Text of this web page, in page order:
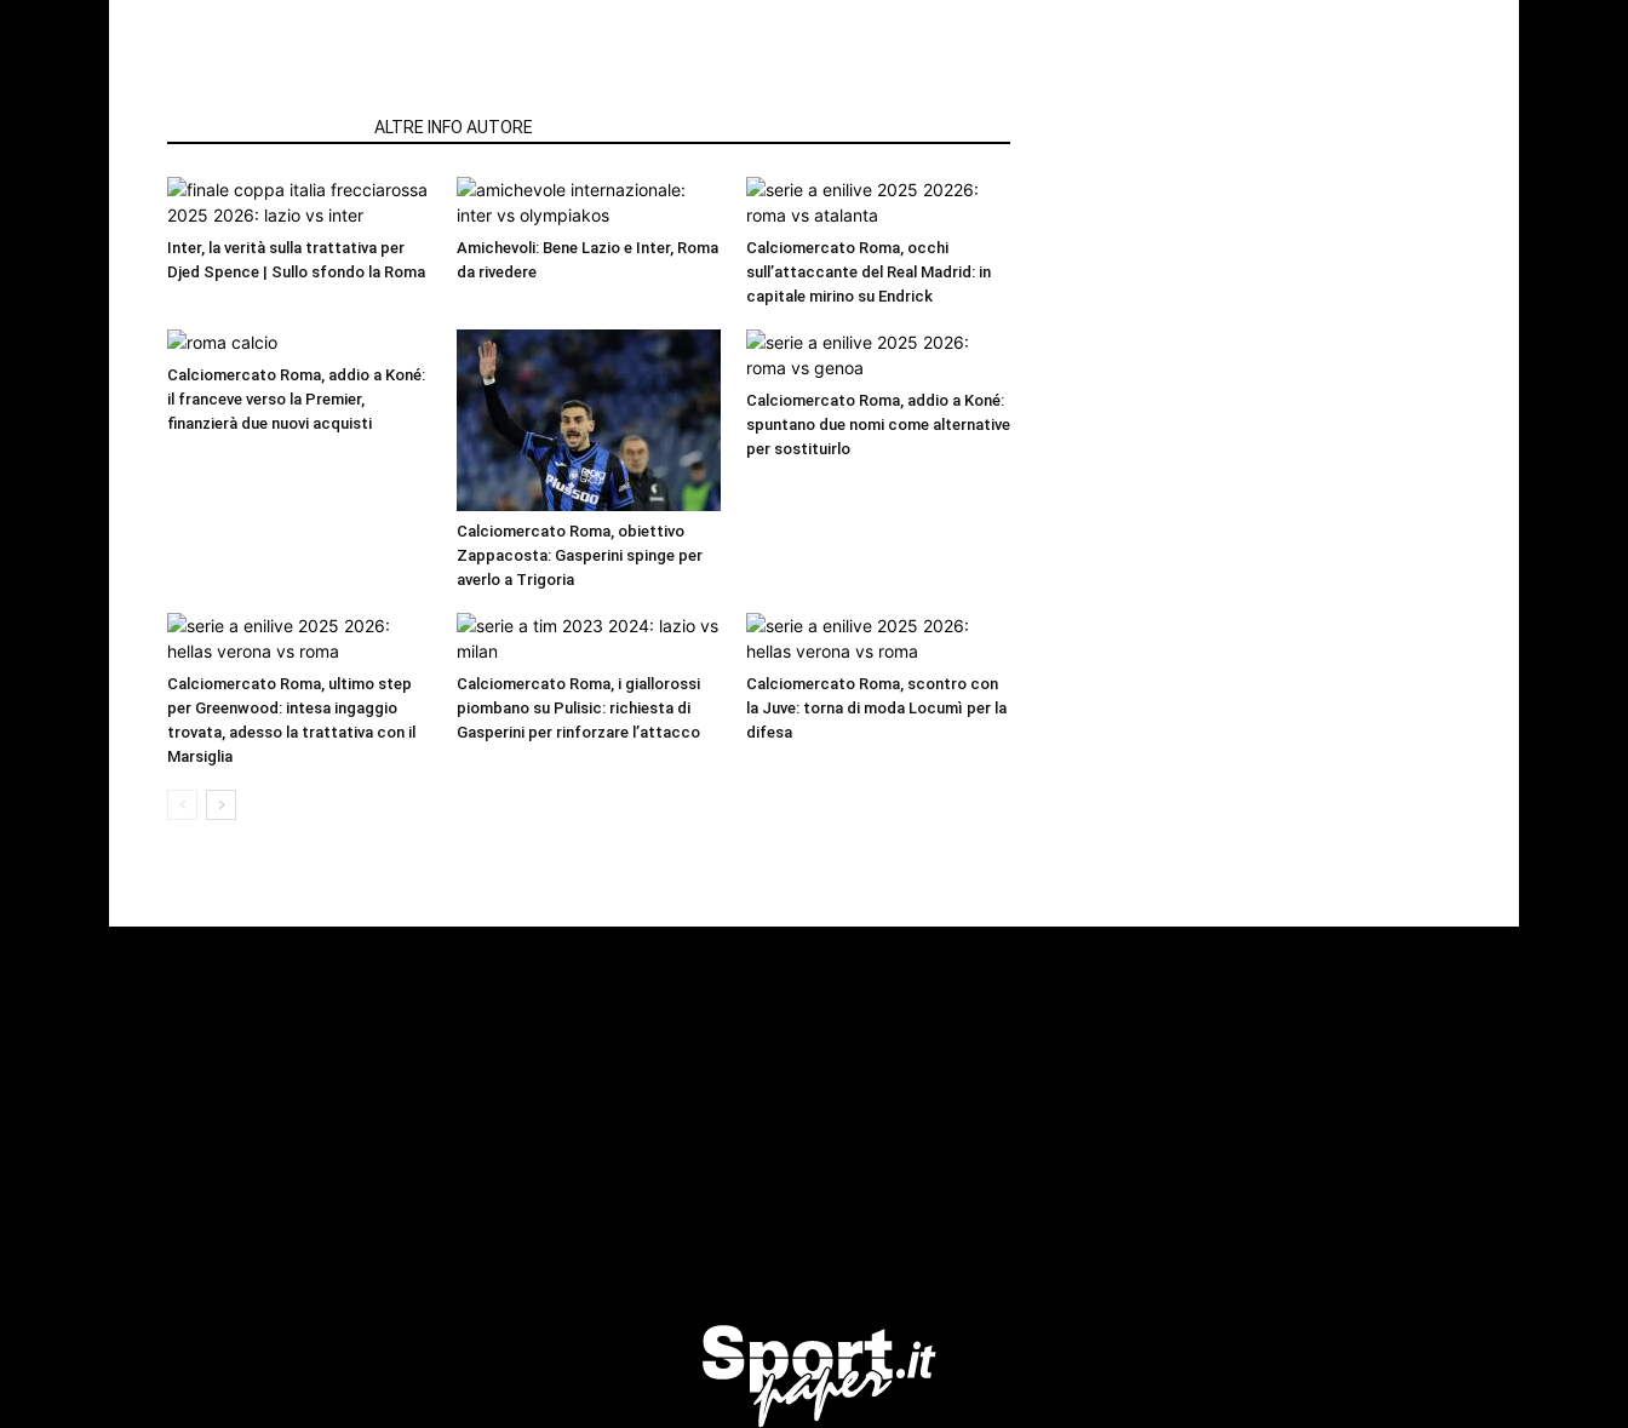
ALTRE INFO AUTORE
Inter, la verità sulla trattativa per
Djed Spence | Sullo sfondo la Roma
Amichevoli: Bene Lazio e Inter, Roma
da rivedere
Calciomercato Roma, occhi
sull’attaccante del Real Madrid: in
capitale mirino su Endrick
Calciomercato Roma, addio a Koné:
il franceve verso la Premier,
finanzierà due nuovi acquisti
Calciomercato Roma, obiettivo
Zappacosta: Gasperini spinge per
averlo a Trigoria
Calciomercato Roma, addio a Koné:
spuntano due nomi come alternative
per sostituirlo
Calciomercato Roma, ultimo step
per Greenwood: intesa ingaggio
trovata, adesso la trattativa con il
Marsiglia
Calciomercato Roma, i giallorossi
piombano su Pulisic: richiesta di
Gasperini per rinforzare l’attacco
Calciomercato Roma, scontro con
la Juve: torna di moda Locumì per la
difesa